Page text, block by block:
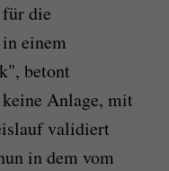
die
einem
betont
Anlage, mit
validiert
in dem vom